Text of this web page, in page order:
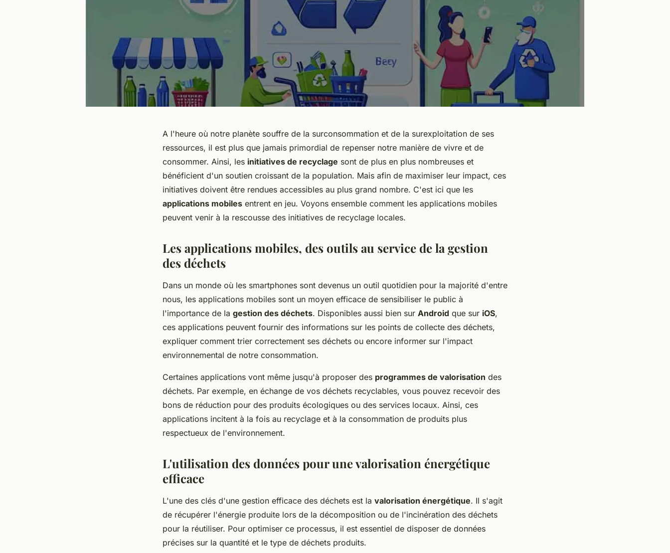
A l'heure où notre planète souffre de la surconsommation et de la surexploitation de ses
ressources, il est plus que jamais primordial de repenser notre manière de vivre et de
consommer. Ainsi, les initiatives de recyclage sont de plus en plus nombreuses et
bénéficient d'un soutien croissant de la population. Mais afin de maximiser leur impact, ces
initiatives doivent être rendues accessibles au plus grand nombre. C'est ici que les
applications mobiles entrent en jeu. Voyons ensemble comment les applications mobiles
peuvent venir à la rescousse des initiatives de recyclage locales.
Les applications mobiles, des outils au service de la gestion
des déchets
Dans un monde où les smartphones sont devenus un outil quotidien pour la majorité d'entre
nous, les applications mobiles sont un moyen efficace de sensibiliser le public à
l'importance de la gestion des déchets. Disponibles aussi bien sur Android que sur iOS,
ces applications peuvent fournir des informations sur les points de collecte des déchets,
expliquer comment trier correctement ses déchets ou encore informer sur l'impact
environnemental de notre consommation.
Certaines applications vont même jusqu'à proposer des programmes de valorisation des
déchets. Par exemple, en échange de vos déchets recyclables, vous pouvez recevoir des
bons de réduction pour des produits écologiques ou des services locaux. Ainsi, ces
applications incitent à la fois au recyclage et à la consommation de produits plus
respectueux de l'environnement.
L'utilisation des données pour une valorisation énergétique
efficace
L'une des clés d'une gestion efficace des déchets est la valorisation énergétique. Il s'agit
de récupérer l'énergie produite lors de la décomposition ou de l'incinération des déchets
pour la réutiliser. Pour optimiser ce processus, il est essentiel de disposer de données
précises sur la quantité et le type de déchets produits.